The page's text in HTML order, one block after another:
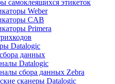
самоклеящихся этикеток
Weber
CAB
Primera
Datalogic
данных
Datalogic
сбора данных Zebra
сканеры Datalogic